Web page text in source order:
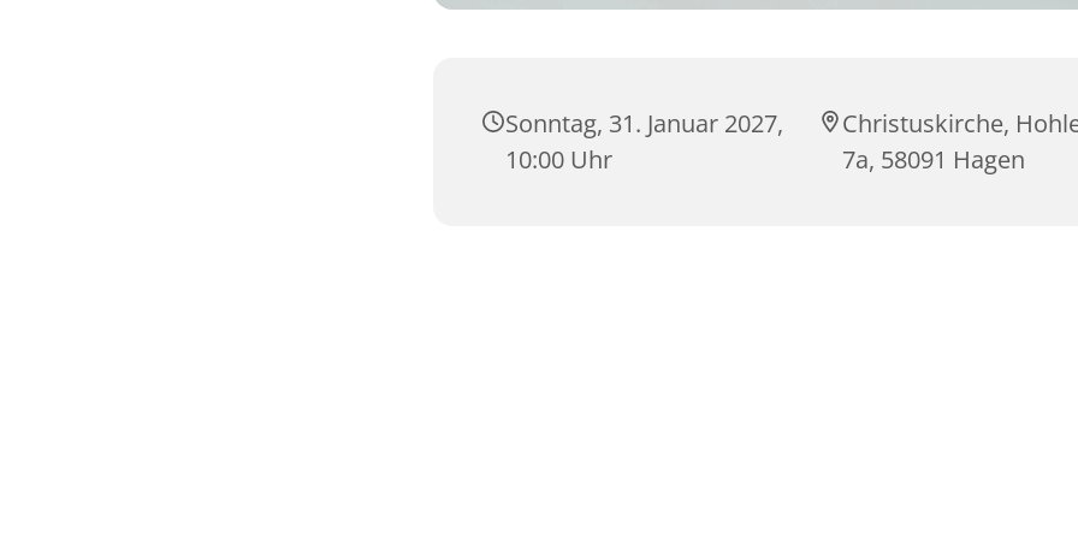
Sonntag, 31. Januar 2027,
10:00 Uhr
Christuskirche,
7a, 58091 Hagen